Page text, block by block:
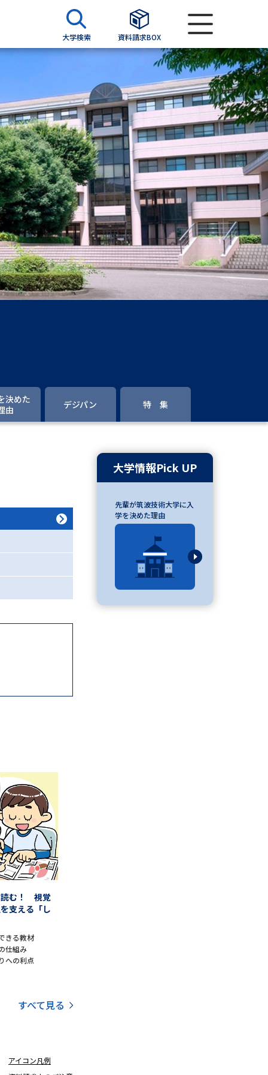
大学検索 資料請求BOX
資料検索
書
願書
過去問題集
留学・進学関連、塾・予備校
の請求
高等学校卒業程度認定試験
大学検索
デジタルパンフレット
（高3生用）
立ちガイド
解説 学問の教科書
このサイトについて
決めた
由
デジパン 特 集
読む！ 視覚
支える「し
きる教材
仕組み
への利点
すべて見る
アイコン凡例
大学情報Pick UP
先輩が筑波技術大学に入
学を決めた理由